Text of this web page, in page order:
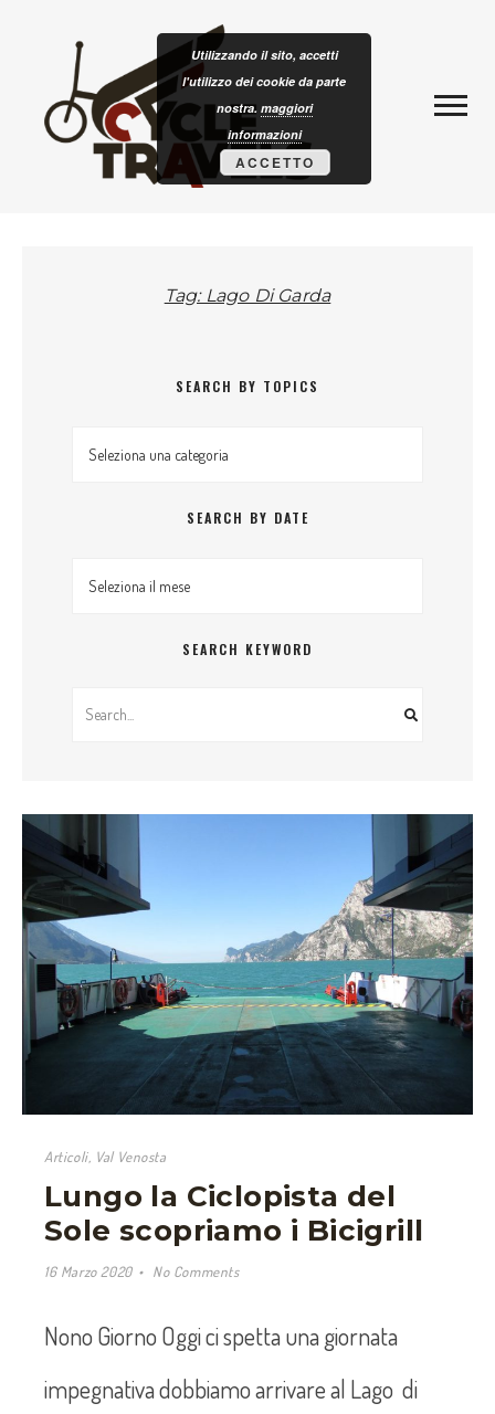
Tag: Lago Di Garda
SEARCH BY TOPICS
Search by topics
SEARCH BY DATE
Search By Date
SEARCH KEYWORD
Articoli, Val Venosta
Lungo la Ciclopista del
Sole scopriamo i Bicigrill
16 Marzo 2020 No Comments
Nono Giorno Oggi ci spetta una giornata
impegnativa dobbiamo arrivare al Lago di
Utilizzando il sito, accetti
l'utilizzo dei cookie da parte
nostra. maggiori
informazioni
ACCETTO